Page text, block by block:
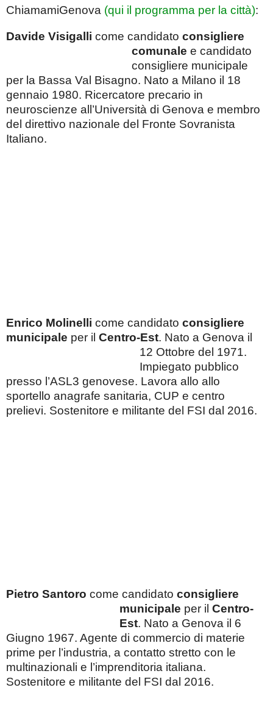
ChiamamiGenova (qui il programma per la città):
Davide Visigalli come candidato consigliere
comunale e candidato
consigliere municipale
per la Bassa Val Bisagno. Nato a Milano il 18
gennaio 1980. Ricercatore precario in
neuroscienze all’Università di Genova e membro
del direttivo nazionale del Fronte Sovranista
Italiano.
Enrico Molinelli come candidato consigliere
municipale per il Centro-Est. Nato a Genova il
12 Ottobre del 1971.
Impiegato pubblico
presso l’ASL3 genovese. Lavora allo allo
sportello anagrafe sanitaria, CUP e centro
prelievi. Sostenitore e militante del FSI dal 2016.
Pietro Santoro come candidato consigliere
municipale per il Centro-
Est. Nato a Genova il 6
Giugno 1967. Agente di commercio di materie
prime per l’industria, a contatto stretto con le
multinazionali e l’imprenditoria italiana.
Sostenitore e militante del FSI dal 2016.